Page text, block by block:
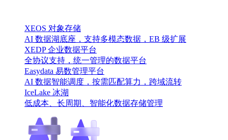
XEOS 对象存储
AI 数据湖底座，支持多模态数据，EB 级扩展
XEDP 企业数据平台
全协议支持，统一管理的数据平台
Easydata 易数管理平台
AI 数据智能调度，按需匹配算力，跨域流转
IceLake 冰湖
低成本、长周期、智能化数据存储管理